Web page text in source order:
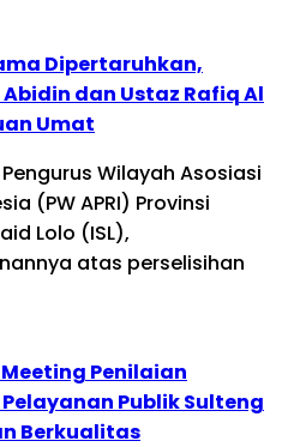
Dipertaruhkan,
dan Ustaz Rafiq Al
Umat
Pengurus Wilayah Asosiasi
(PW APRI) Provinsi
Lolo (ISL),
atas perselisihan
Penilaian
Publik Sulteng
Berkualitas